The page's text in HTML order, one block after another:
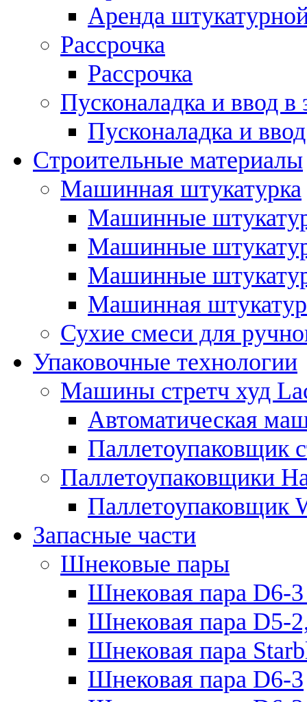
Аренда
Рассрочка
Рассрочка
Пусконаладка и ввод в
Пусконаладка и
Строительные материалы
Машинная штукатурка
Машинные
Машинные
Машинные
Машинная
Сухие смеси для
Упаковочные технологии
Машины стретч худ
Автоматическая
Паллетоупаковщик
Паллетоупаковщики
Паллетоупаковщик
Запасные части
Шнековые пары
Шнековая пара D6-
Шнековая пара D5-
Шнековая пара
Шнековая пара D6-3